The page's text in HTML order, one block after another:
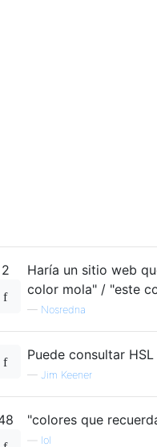
2
Haría un sitio web
color mola" / "este
— Nosredna
Puede consultar HSL
— Jim Keener
"colores que
lol